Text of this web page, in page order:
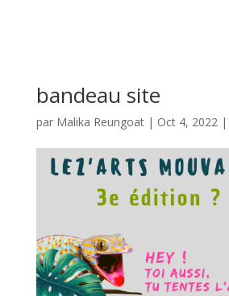
bandeau site
par Malika Reungoat| Oct 4, 2022|